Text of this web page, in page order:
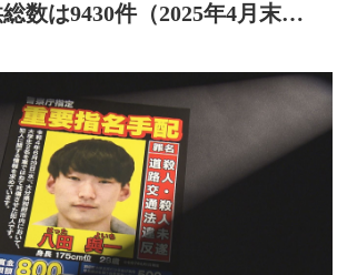
数は9430件（2025年4月末時